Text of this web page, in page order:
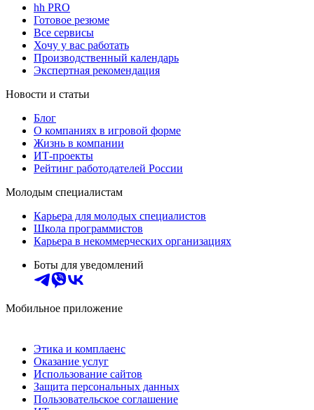
hh PRO
Готовое резюме
Все сервисы
Хочу у вас работать
Производственный календарь
Экспертная рекомендация
Новости и статьи
Блог
О компаниях в игровой форме
Жизнь в компании
ИТ-проекты
Рейтинг работодателей России
Молодым специалистам
Карьера для молодых специалистов
Школа программистов
Карьера в некоммерческих организациях
Боты для уведомлений
Мобильное приложение
Этика и комплаенс
Оказание услуг
Использование сайтов
Защита персональных данных
Пользовательское соглашение